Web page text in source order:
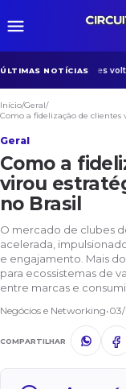
ÚLTIMAS NOTÍCIAS
desenvolve ações
Início/Geral/
Como a fidelização de clientes
Geral
Como a
virou
no Brasil
O mercado de clubes
acelerada,
e engajamento. Mais
para ecossistemas de
entre marcas e
Negócios e Networking•03/
COMPARTILHAR